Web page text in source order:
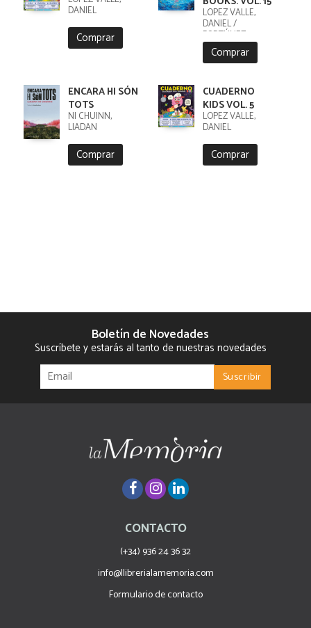
DANIEL
Comprar
LÓPEZ VALLE,
DANIEL /
FORTÚNEZ,
CRISTOBAL
Comprar
ENCARA HI SÓN
TOTS
NI CHUINN,
LIADAN
Comprar
CUADERNO
KIDS VOL. 5
LÓPEZ VALLE,
DANIEL
Comprar
Boletín de Novedades
Suscríbete y estarás al tanto de nuestras novedades
CONTACTO
(+34) 936 24 36 32
info@llibrerialamemoria.com
Formulario de contacto